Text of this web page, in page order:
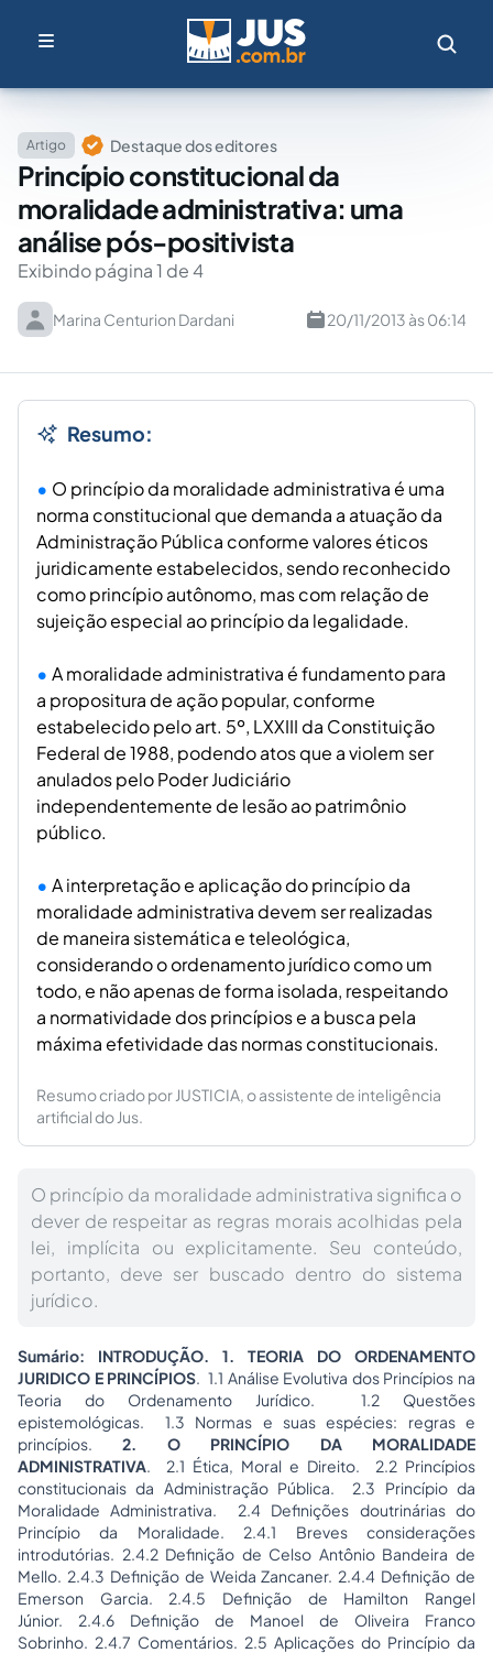
Artigo Destaque dos editores
Princípio constitucional da
moralidade administrativa: uma
análise pós-positivista
Exibindo página 1 de 4
Marina Centurion Dardani 20/11/2013 às 06:14
Resumo:
O princípio da moralidade administrativa é uma
norma constitucional que demanda a atuação da
Administração Pública conforme valores éticos
juridicamente estabelecidos, sendo reconhecido
como princípio autônomo, mas com relação de
sujeição especial ao princípio da legalidade.
A moralidade administrativa é fundamento para
a propositura de ação popular, conforme
estabelecido pelo art. 5º, LXXIII da Constituição
Federal de 1988, podendo atos que a violem ser
anulados pelo Poder Judiciário
independentemente de lesão ao patrimônio
público.
A interpretação e aplicação do princípio da
moralidade administrativa devem ser realizadas
de maneira sistemática e teleológica,
considerando o ordenamento jurídico como um
todo, e não apenas de forma isolada, respeitando
a normatividade dos princípios e a busca pela
máxima efetividade das normas constitucionais.
Resumo criado por JUSTICIA, o assistente de inteligência
artificial do Jus.
O princípio da moralidade administrativa significa o
dever de respeitar as regras morais acolhidas pela
lei, implícita ou explicitamente. Seu conteúdo,
portanto, deve ser buscado dentro do sistema
jurídico.
Sumário: INTRODUÇÃO. 1. TEORIA DO ORDENAMENTO
JURIDICO E PRINCÍPIOS. 1.1 Análise Evolutiva dos Princípios na
Teoria do Ordenamento Jurídico. 1.2 Questões
epistemológicas. 1.3 Normas e suas espécies: regras e
princípios.2. O PRINCÍPIO DA MORALIDADE
ADMINISTRATIVA. 2.1 Ética, Moral e Direito. 2.2 Princípios
constitucionais da Administração Pública. 2.3 Princípio da
Moralidade Administrativa. 2.4 Definições doutrinárias do
Princípio da Moralidade. 2.4.1 Breves considerações
introdutórias. 2.4.2 Definição de Celso Antônio Bandeira de
Mello. 2.4.3 Definição de Weida Zancaner. 2.4.4 Definição de
Emerson Garcia. 2.4.5 Definição de Hamilton Rangel
Júnior. 2.4.6 Definição de Manoel de Oliveira Franco
Sobrinho. 2.4.7 Comentários. 2.5 Aplicações do Princípio da